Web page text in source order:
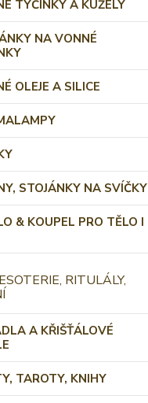
TYČINKY A KUŽELY
NA VONNÉ
OLEJE A SILICE
STOJÁNKY NA SVÍČKY
& KOUPEL PRO TĚLO I
RITULÁLY,
A KŘIŠŤÁLOVÉ
TAROTY, KNIHY